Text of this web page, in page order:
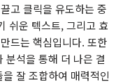
고 클릭을 유도하는 중
쉬운 텍스트, 그리고 효
드는 핵심입니다. 또한
분석을 통해 더 나은 결
잘 조합하여 매력적인